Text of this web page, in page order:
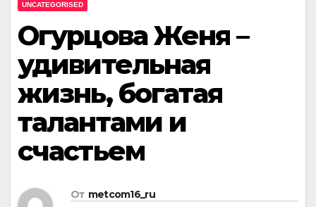
UNCATEGORISED
Огурцова Женя –
удивительная
жизнь, богатая
талантами и
счастьем
От metcom16_ru